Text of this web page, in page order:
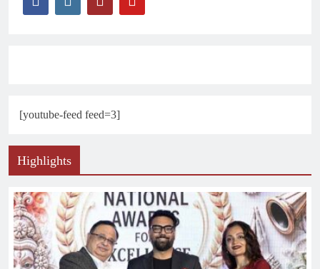
[youtube-feed feed=3]
Highlights